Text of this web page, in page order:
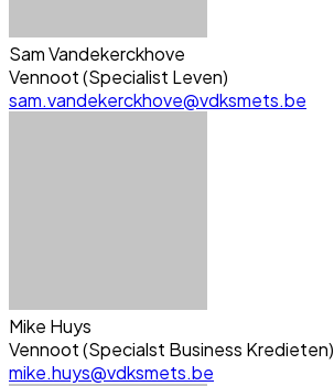
Sam Vandekerckhove
Vennoot (Specialist Leven)
sam.vandekerckhove@vdksmets.be
Mike Huys
Vennoot (Specialst Business Kredieten)
mike.huys@vdksmets.be